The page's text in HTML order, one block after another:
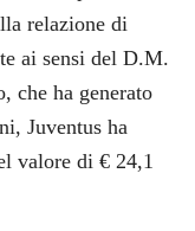
relazione di
ai sensi del D.M.
che ha generato
Juventus ha
valore di € 24,1